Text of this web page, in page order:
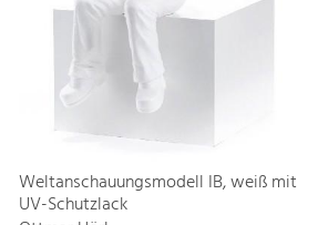
Weltanschauungsmodell IB, weiß mit
UV-Schutzlack